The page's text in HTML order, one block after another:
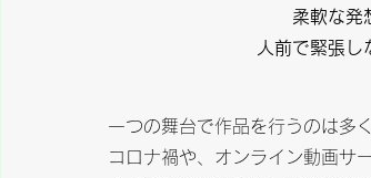
柔軟な発
人前で緊張し
一つの舞台で作品を行うのは多
コロナ禍や、オンライン動画サ